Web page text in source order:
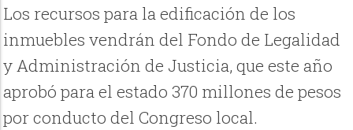
Los recursos para la edificación de los
inmuebles vendrán del Fondo de Legalidad
y Administración de Justicia, que este año
aprobó para el estado 370 millones de pesos
por conducto del Congreso local.